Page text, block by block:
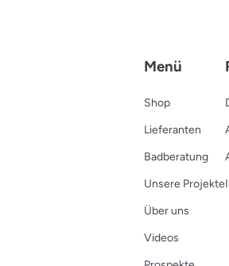
Menü
Shop
Lieferanten
Badberatung
Unsere Projekte
Über uns
Videos